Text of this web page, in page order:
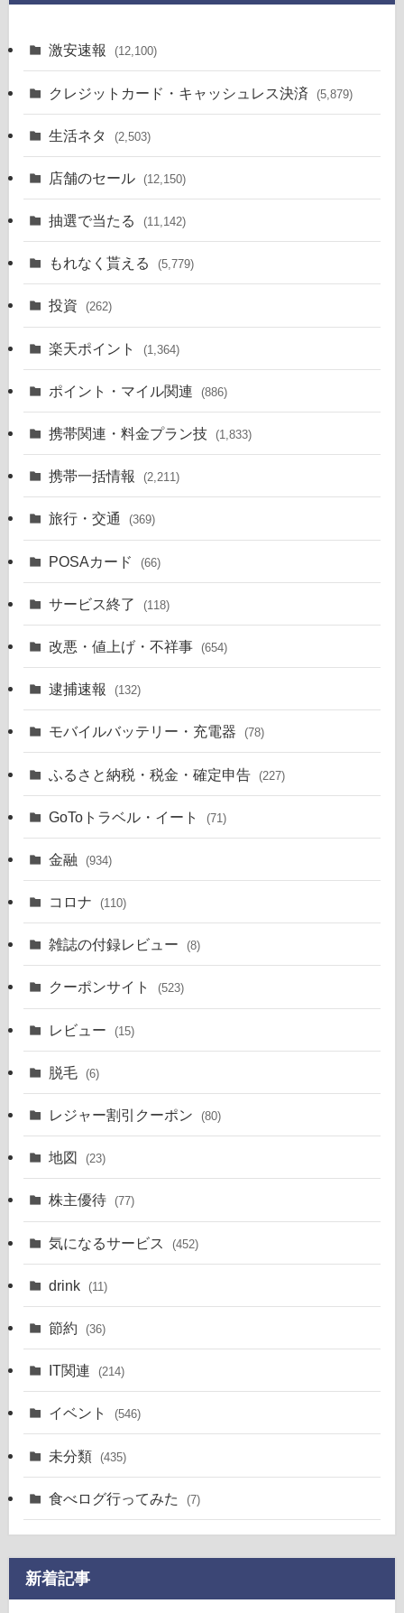
激安速報 (12,100)
クレジットカード・キャッシュレス決済 (5,879)
生活ネタ (2,503)
店舗のセール (12,150)
抽選で当たる (11,142)
もれなく貰える (5,779)
投資 (262)
楽天ポイント (1,364)
ポイント・マイル関連 (886)
携帯関連・料金プラン技 (1,833)
携帯一括情報 (2,211)
旅行・交通 (369)
POSAカード (66)
サービス終了 (118)
改悪・値上げ・不祥事 (654)
逮捕速報 (132)
モバイルバッテリー・充電器 (78)
ふるさと納税・税金・確定申告 (227)
GoToトラベル・イート (71)
金融 (934)
コロナ (110)
雑誌の付録レビュー (8)
クーポンサイト (523)
レビュー (15)
脱毛 (6)
レジャー割引クーポン (80)
地図 (23)
株主優待 (77)
気になるサービス (452)
drink (11)
節約 (36)
IT関連 (214)
イベント (546)
未分類 (435)
食べログ行ってみた (7)
新着記事